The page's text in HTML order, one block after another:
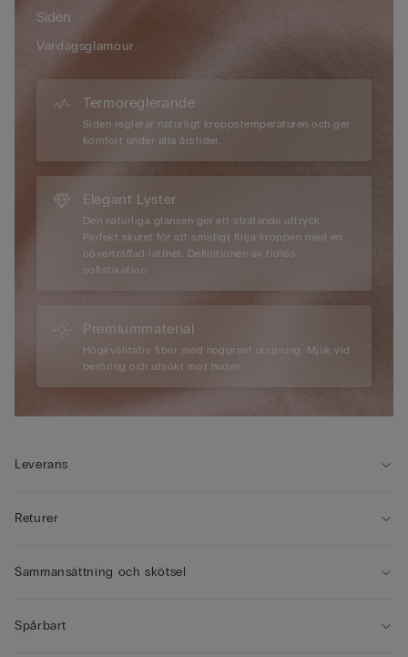
Siden
Vardagsglamour.
Termoreglerande
Siden reglerar naturligt kroppstemperaturen och ger
komfort under alla årstider.
Elegant Lyster
Den naturliga glansen ger ett strålande uttryck.
Perfekt skuret för att smidigt följa kroppen med en
oöverträffad lätthet. Definitionen av tidlös
sofistikation.
Premiummaterial
Högkvalitativ fiber med noggrant ursprung. Mjuk vid
beröring och utsökt mot huden.
Leverans
Returer
Sammansättning och skötsel
Spårbart